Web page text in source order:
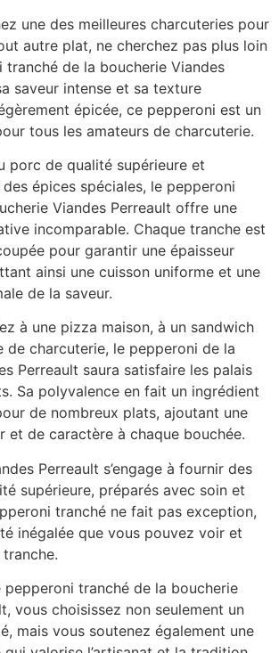
une des meilleures charcuteries pour
autre plat, ne cherchez pas plus loin
tranché de la boucherie Viandes
saveur intense et sa texture
épicée, ce pepperoni est un
tous les amateurs de charcuterie.
porc de qualité supérieure et
épices spéciales, le pepperoni
Viandes Perreault offre une
incomparable. Chaque tranche est
pour garantir une épaisseur
ainsi une cuisson uniforme et une
de la saveur.
à une pizza maison, à un sandwich
de charcuterie, le pepperoni de la
Perreault saura satisfaire les palais
Sa polyvalence en fait un ingrédient
de nombreux plats, ajoutant une
et de caractère à chaque bouchée.
Perreault s’engage à fournir des
supérieure, préparés avec soin et
tranché ne fait pas exception,
inégalée que vous pouvez voir et
pepperoni tranché de la boucherie
vous choisissez non seulement un
mais vous soutenez également une